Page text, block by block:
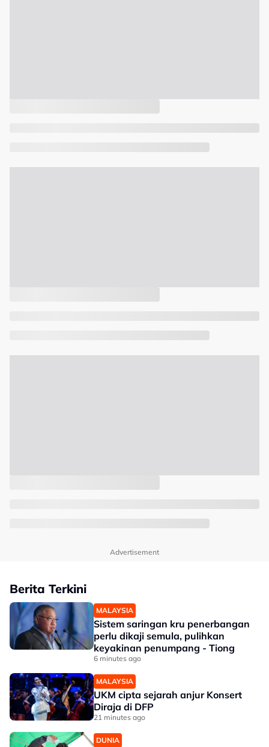
Advertisement
Berita Terkini
MALAYSIA
Sistem saringan kru penerbangan
perlu dikaji semula, pulihkan
keyakinan penumpang - Tiong
6 minutes ago
MALAYSIA
UKM cipta sejarah anjur Konsert
Diraja di DFP
21 minutes ago
DUNIA